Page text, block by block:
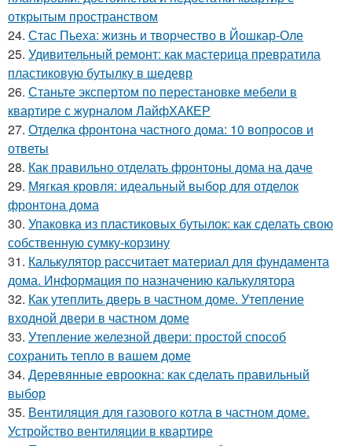
открытым пространством
24. Стас Пьеха: жизнь и творчество в Йошкар-Оле
25. Удивительный ремонт: как мастерица превратила
пластиковую бутылку в шедевр
26. Станьте экспертом по перестановке мебели в
квартире с журналом ЛайфХАКЕР
27. Отделка фронтона частного дома: 10 вопросов и
ответы
28. Как правильно отделать фронтоны дома на даче
29. Мягкая кровля: идеальный выбор для отделок
фронтона дома
30. Упаковка из пластиковых бутылок: как сделать свою
собственную сумку-корзину
31. Калькулятор рассчитает материал для фундамента
дома. Информация по назначению калькулятора
32. Как утеплить дверь в частном доме. Утепление
входной двери в частном доме
33. Утепление железной двери: простой способ
сохранить тепло в вашем доме
34. Деревянные евроокна: как сделать правильный
выбор
35. Вентиляция для газового котла в частном доме.
Устройство вентиляции в квартире